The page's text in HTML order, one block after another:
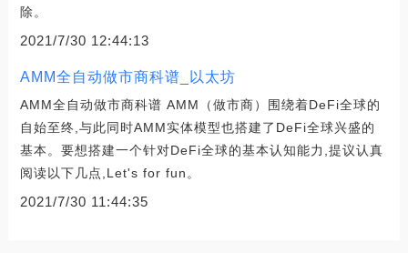
除。
2021/7/30 12:44:13
AMM全自动做市商科谱_以太坊
AMM全自动做市商科谱 AMM（做市商）围绕着DeFi全球的
自始至终,与此同时AMM实体模型也搭建了DeFi全球兴盛的
基本。要想搭建一个针对DeFi全球的基本认知能力,提议认真
阅读以下几点,Let's for fun。
2021/7/30 11:44:35